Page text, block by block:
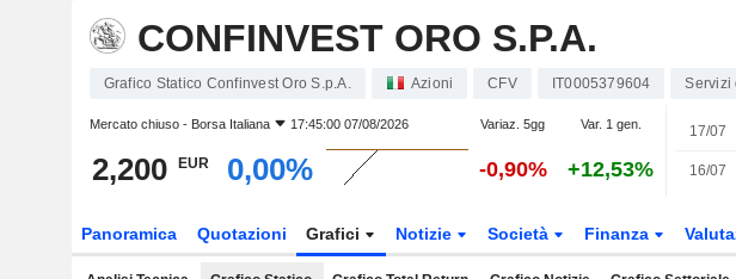
CONFINVEST ORO S.P.A.
Grafico Statico Confinvest Oro S.p.A. Azioni CFV IT0005379604 Servizi
Mercato chiuso - Borsa Italiana 17:45:00 07/08/2026 Variaz. 5gg Var. 1 gen.
2,200 EUR 0,00% -0,90% +12,53%
17/07
16/07
Panoramica Quotazioni Grafici Notizie Società Finanza